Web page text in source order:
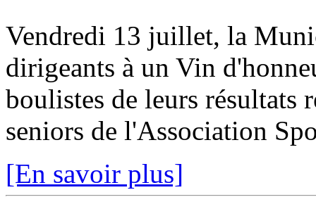
Vendredi 13 juillet, la
dirigeants à un Vin
boulistes de leurs résultats
seniors de l'Association
[En savoir plus]